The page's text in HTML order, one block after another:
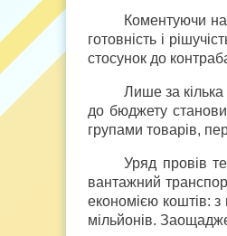
Коментуючи
готовність і
стосунок до
Лише за
до бюджету
групами товарів,
Уряд провів
вантажний
економією коштів:
мільйонів.